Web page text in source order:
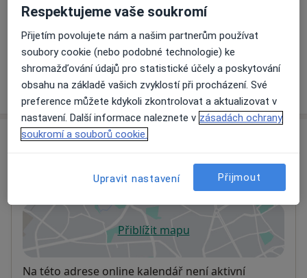
Ceník
Informace o službách a cenách nejsou k dispozici
Tento specialista ještě nepřidával žádné informace o
svých službách.
Adresa
Dětské oddělení nemocnice Šumperk
Nerudova 640/41,
Přiblížit mapuse otevře v nové záložce
Dostupnost
Na této adrese online kalendář není aktivní
Respektujeme vaše soukromí
Přijetím povolujete nám a našim partnerům používat
soubory cookie (nebo podobné technologie) ke
shromažďování údajů pro statistické účely a poskytování
obsahu na základě vašich zvyklostí při procházení. Své
preference můžete kdykoli zkontrolovat a aktualizovat v
nastavení. Další informace naleznete v zásadách ochrany
soukromí a souborů cookie.
Upravit nastavení Přijmout